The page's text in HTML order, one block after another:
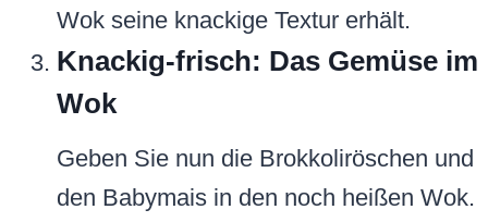
Wok seine knackige Textur erhält.
Knackig-frisch: Das Gemüse im
Wok
Geben Sie nun die Brokkoliröschen und
den Babymais in den noch heißen Wok.